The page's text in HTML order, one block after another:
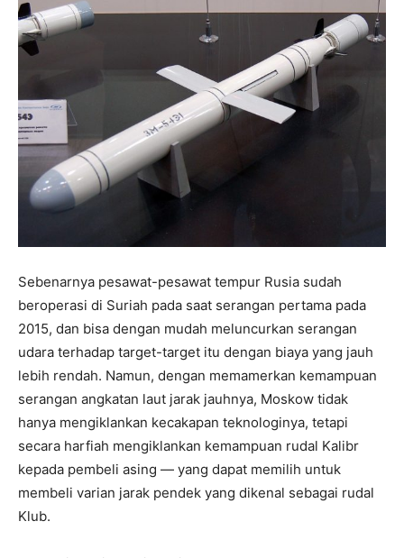
Sebenarnya pesawat-pesawat tempur Rusia sudah
beroperasi di Suriah pada saat serangan pertama pada
2015, dan bisa dengan mudah meluncurkan serangan
udara terhadap target-target itu dengan biaya yang jauh
lebih rendah. Namun, dengan memamerkan kemampuan
serangan angkatan laut jarak jauhnya, Moskow tidak
hanya mengiklankan kecakapan teknologinya, tetapi
secara harfiah mengiklankan kemampuan rudal Kalibr
kepada pembeli asing — yang dapat memilih untuk
membeli varian jarak pendek yang dikenal sebagai rudal
Klub.